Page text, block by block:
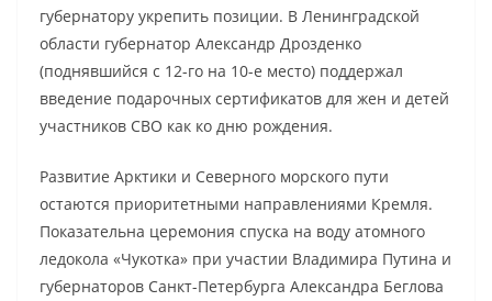
губернатору укрепить позиции. В Ленинградской
области губернатор Александр Дрозденко
(поднявшийся с 12-го на 10-е место) поддержал
введение подарочных сертификатов для жен и детей
участников СВО как ко дню рождения.
Развитие Арктики и Северного морского пути
остаются приоритетными направлениями Кремля.
Показательна церемония спуска на воду атомного
ледокола «Чукотка» при участии Владимира Путина и
губернаторов Санкт-Петербурга Александра Беглова